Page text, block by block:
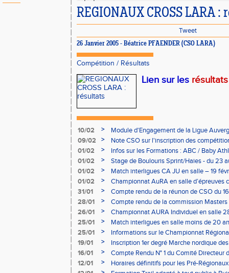
REGIONAUX CROSS LARA :
Tweet
26 Janvier 2005 - Béatrice PFAENDER (CSO LARA)
Compétition / Résultats
Lien sur les
10/02 >
Module d'Engagement de la Ligue
09/02
>
Note CSO sur l'inscription des
01/02
>
Infos sur les Formations : ABC / Baby
01/02
>
Stage de Boulouris Sprint/Haies - du 23
01/02
>
Match interligues CA JU en salle – 19
01/02
>
Championnat AuRA en salle d’épreuves
- le 12 février
31/01 >
Compte rendu de la réunon de CSO du
28/01
>
Compte rendu de la commission
à Bourgoin
26/01 >
Championnat AURA Individuel en salle
25/01
>
Match interligues en salle moins de 20
25/01
>
Informations sur le Championnat
05/02
19/01 >
Inscription 1er degré Marche nordique
03/02 (sous condition)
16/01 >
Compte Rendu N° 1 du Comité Directeur
12/01
>
Horaires définitifs pour les Pré-